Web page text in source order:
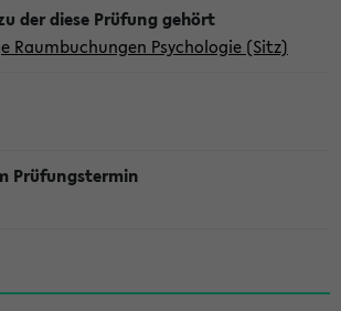
Raumbuchungen Psychologie (Sitz)